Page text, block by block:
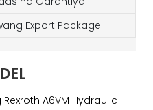
Export Package
A6VM Hydraulic